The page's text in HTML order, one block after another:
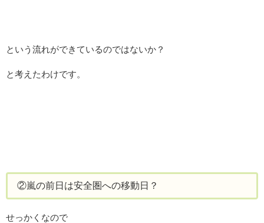
という流れができているのではないか？
と考えたわけです。
②嵐の前日は安全圏への移動日？
せっかくなので